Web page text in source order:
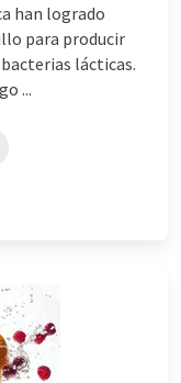
han logrado
para producir
lácticas.
...